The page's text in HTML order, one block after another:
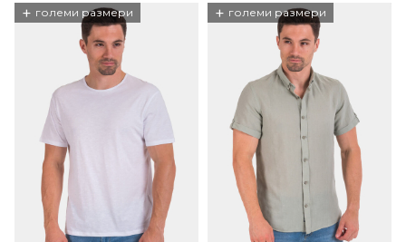
+ големи размери + големи размери